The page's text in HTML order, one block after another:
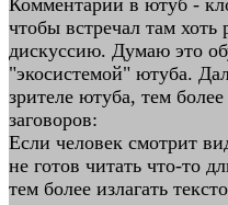
Комментарии в ютуб -
чтобы встречал там
дискуссию. Думаю это
"экосистемой" ютуба.
зрителе ютуба, тем
заговоров:
Если человек смотрит
не готов читать что-то
тем более излагать